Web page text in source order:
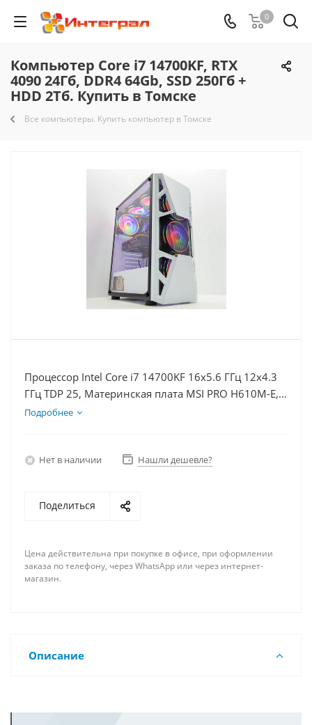
0
Компьютер Core i7 14700KF, RTX
4090 24Гб, DDR4 64Gb, SSD 250Гб +
HDD 2Тб. Купить в Томске
Все компьютеры. Купить компьютер в Томске
Процессор Intel Core i7 14700KF 16x5.6 ГГц 12x4.3
ГГц TDP 25, Материнская плата MSI PRO H610M-E,
Видеокарта RTX 4090 24Гб, Память DDR4 64Gb,
Подробнее
Нет в наличии Нашли дешевле?
Поделиться
Цена действительна при покупке в офисе, при оформлении
заказа по телефону, через WhatsApp или через интернет-
магазин.
Описание